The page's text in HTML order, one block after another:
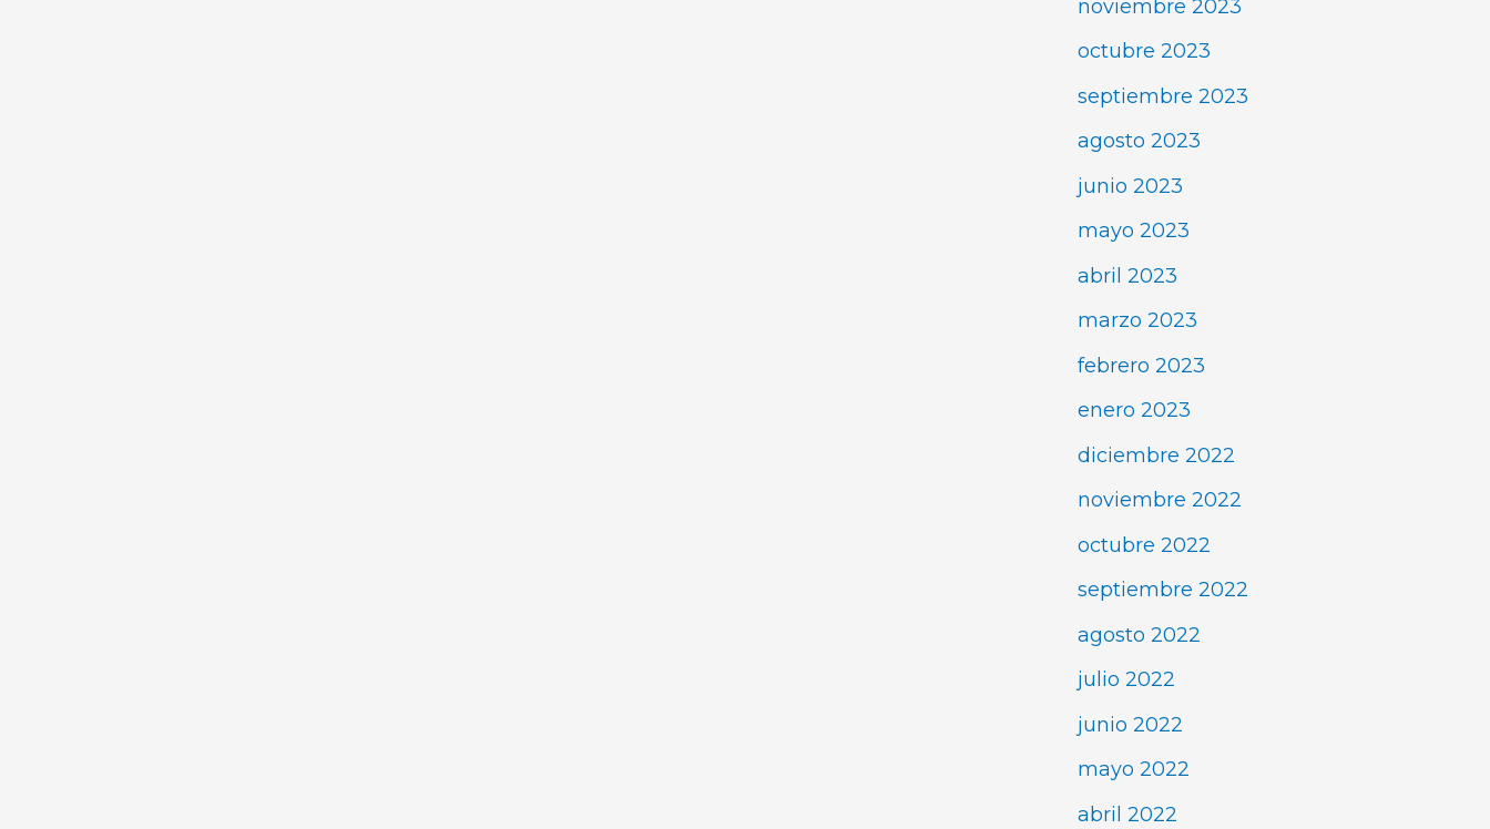
noviembre 2023
octubre 2023
septiembre 2023
agosto 2023
junio 2023
mayo 2023
abril 2023
marzo 2023
febrero 2023
enero 2023
diciembre 2022
noviembre 2022
octubre 2022
septiembre 2022
agosto 2022
julio 2022
junio 2022
mayo 2022
abril 2022